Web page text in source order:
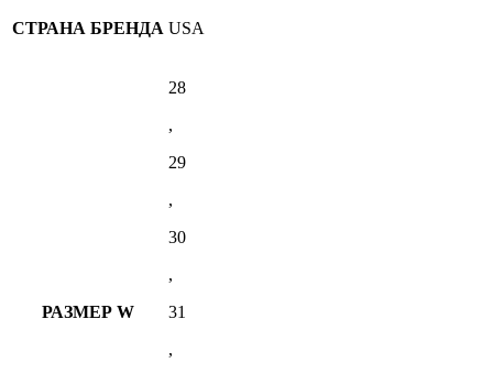
СТРАНА БРЕНДА USA
РАЗМЕР W
28
,
29
,
30
,
31
,